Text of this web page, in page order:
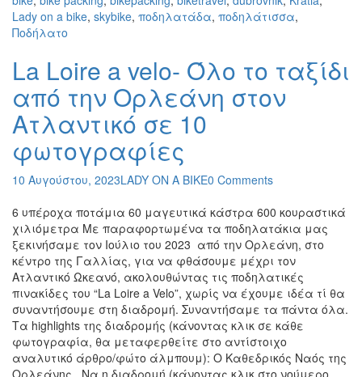
Lady on a bike, skybike, ποδηλατάδα, ποδηλάτισσα,
Ποδήλατο
La Loire a velo- Όλο το ταξίδι
από την Ορλεάνη στον
Ατλαντικό σε 10
φωτογραφίες
10 Αυγούστου, 2023LADY ON A BIKE0 Comments
6 υπέροχα ποτάμια 60 μαγευτικά κάστρα 600 κουραστικά
χιλιόμετρα Με παραφορτωμένα τα ποδηλατάκια μας
ξεκινήσαμε τον Ιούλιο του 2023 από την Ορλεάνη, στο
κέντρο της Γαλλίας, για να φθάσουμε μέχρι τον
Ατλαντικό Ωκεανό, ακολουθώντας τις ποδηλατικές
πινακίδες του “La Loire a Velo”, χωρίς να έχουμε ιδέα τί θα
συναντήσουμε στη διαδρομή. Συναντήσαμε τα πάντα όλα.
Τα highlights της διαδρομής (κάνοντας κλικ σε κάθε
φωτογραφία, θα μεταφερθείτε στο αντίστοιχο
αναλυτικό άρθρο/φώτο άλμπουμ): Ο Καθεδρικός Ναός της
Ορλεάνης Να η διαδρομή (κάνοντας κλικ στο νούμερo,